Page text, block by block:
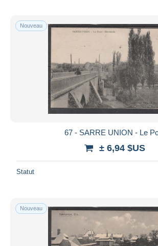
Nouveau
67 - SARRE UNION - Le
± 6,94 $US
Statut
Nouveau